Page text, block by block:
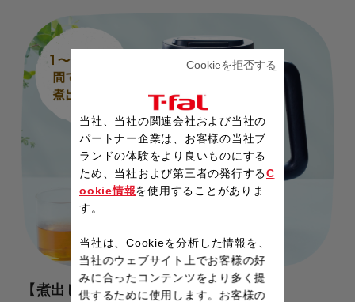
【煮出し】
当社、当社の関連会社および当社の
パートナー企業は、お客様の当社ブ
ランドの体験をより良いものにする
ため、当社および第三者の発行するC
ookie情報を使用することがありま
す。
当社は、Cookieを分析した情報を、
当社のウェブサイト上でお客様の好
みに合ったコンテンツをより多く提
供するために使用します。お客様の
Cookieを拒否する